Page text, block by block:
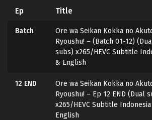
Ep Title
Batch
Ore wa Seikan Kokka no
Ryoushu! – (Batch 01-12)
subs) x265/HEVC Subtitle
& English
12 END
Ore wa Seikan Kokka no
Ryoushu! – Ep 12 END (Dual
x265/HEVC Subtitle
English